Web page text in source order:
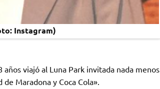
Instagram)
viajó al Luna Park invitada nada menos
Maradona y Coca Cola».